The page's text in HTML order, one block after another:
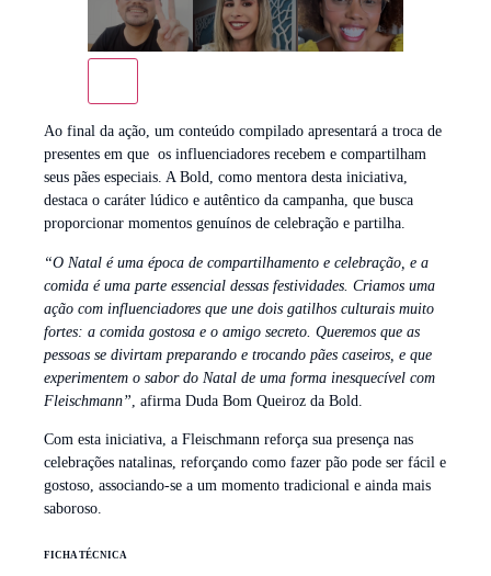
Ao final da ação, um conteúdo compilado apresentará a troca de
presentes em que os influenciadores recebem e compartilham
seus pães especiais. A Bold, como mentora desta iniciativa,
destaca o caráter lúdico e autêntico da campanha, que busca
proporcionar momentos genuínos de celebração e partilha.
“O Natal é uma época de compartilhamento e celebração, e a
comida é uma parte essencial dessas festividades. Criamos uma
ação com influenciadores que une dois gatilhos culturais muito
fortes: a comida gostosa e o amigo secreto. Queremos que as
pessoas se divirtam preparando e trocando pães caseiros, e que
experimentem o sabor do Natal de uma forma inesquecível com
Fleischmann” , afirma Duda Bom Queiroz da Bold.
Com esta iniciativa, a Fleischmann reforça sua presença nas
celebrações natalinas, reforçando como fazer pão pode ser fácil e
gostoso, associando-se a um momento tradicional e ainda mais
saboroso.
FICHA TÉCNICA